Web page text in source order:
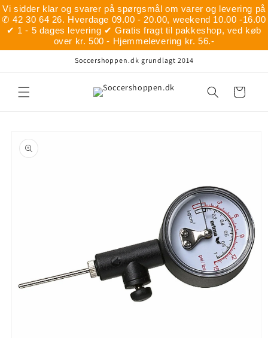
Vi sidder klar og svarer på spørgsmål om varer og levering på
✆ 42 30 64 26. Hverdage 09.00 - 20.00, weekend 10.00 -16.00
✔ 1 - 5 dages levering ✔ Gratis fragt til pakkeshop, ved køb
over kr. 500 - Hjemmelevering kr. 56.-
Gå til
indhold
Soccershoppen.dk grundlagt 2014
Indkøbskurv